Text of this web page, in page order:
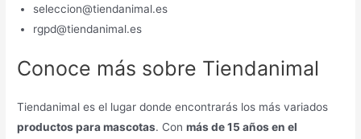
seleccion@tiendanimal.es
rgpd@tiendanimal.es
Conoce más sobre Tiendanimal
Tiendanimal es el lugar donde encontrarás los más variados
productos para mascotas. Conmás de 15 años en el